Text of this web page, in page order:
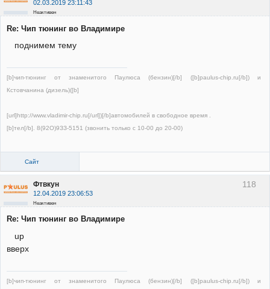
02.03.2019 23:11:43
Неактивен
Re: Чип тюнинг во Владимире
поднимем тему
[b]чип-тюнинг от знаменитого Паулюса (бензин)[/b] ([b]paulus-chip.ru[/b]) и
Кстовчанина (дизель)([b]
[url]http://www.vladimir-chip.ru[/url])[/b]автомобилей в свободное время .
[b]тел[/b]. 8(92О)9ЗЗ-5151 (звонить только с 10-00 до 20-00)
Сайт
118
Фтвкун
12.04.2019 23:06:53
Неактивен
Re: Чип тюнинг во Владимире
up
вверх
[b]чип-тюнинг от знаменитого Паулюса (бензин)[/b] ([b]paulus-chip.ru[/b]) и